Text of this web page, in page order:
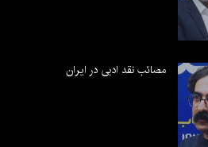
مصائب نقد ادبی در ایران